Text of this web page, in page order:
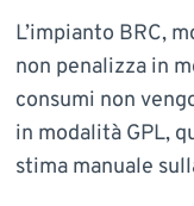
L’impianto BRC,
non penalizza in
consumi non
in modalità GPL,
stima manuale